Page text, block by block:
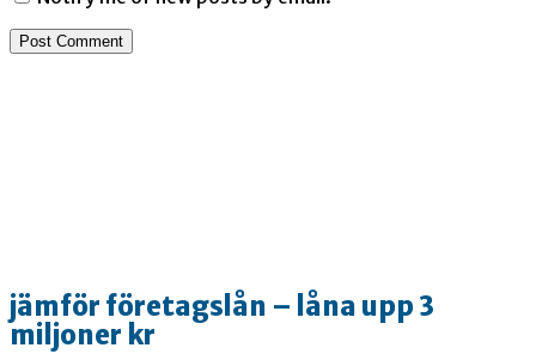
jämför företagslån – låna upp 3
miljoner kr